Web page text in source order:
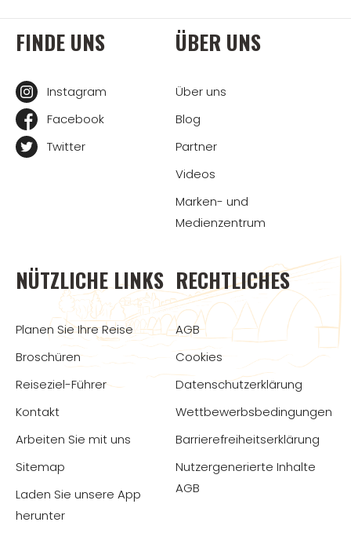
FINDE UNS
Instagram
Facebook
Twitter
ÜBER UNS
Über uns
Blog
Partner
Videos
Marken- und
Medienzentrum
NÜTZLICHE LINKS
Planen Sie Ihre Reise
Broschüren
Reiseziel-Führer
Kontakt
Arbeiten Sie mit uns
Sitemap
Laden Sie unsere App
herunter
RECHTLICHES
AGB
Cookies
Datenschutzerklärung
Wettbewerbsbedingungen
Barrierefreiheitserklärung
Nutzergenerierte Inhalte
AGB